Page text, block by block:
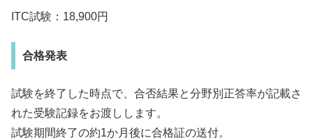
ITC試験：18,900円
合格発表
試験を終了した時点で、合否結果と分野別正答率が記載さ
れた受験記録をお渡しします。
試験期間終了の約1か月後に合格証の送付。